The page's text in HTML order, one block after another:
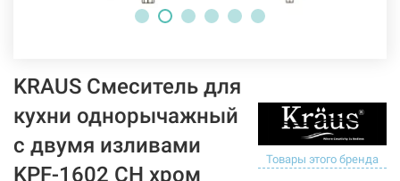
KRAUS Смеситель для
кухни однорычажный
с двумя изливами
KPF-1602 CH хром
Товары этого бренда